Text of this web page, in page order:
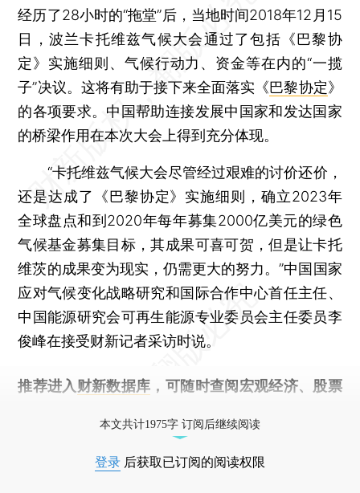
经历了28小时的“拖堂”后，当地时间2018年12月15
日，波兰卡托维兹气候大会通过了包括《巴黎协
定》实施细则、气候行动力、资金等在内的“一揽
子”决议。这将有助于接下来全面落实《巴黎协定》
的各项要求。中国帮助连接发展中国家和发达国家
的桥梁作用在本次大会上得到充分体现。
“卡托维兹气候大会尽管经过艰难的讨价还价，
还是达成了《巴黎协定》实施细则，确立2023年
全球盘点和到2020年每年募集2000亿美元的绿色
气候基金募集目标，其成果可喜可贺，但是让卡托
维茨的成果变为现实，仍需更大的努力。”中国国家
应对气候变化战略研究和国际合作中心首任主任、
中国能源研究会可再生能源专业委员会主任委员李
俊峰在接受财新记者采访时说。
推荐进入 财新数据库 ，可随时查阅宏观经济、股票
本文共计1975字 订阅后继续阅读
登录 后获取已订阅的阅读权限